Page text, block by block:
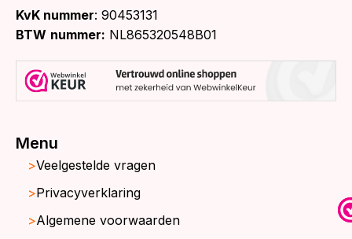
KvK nummer: 90453131
BTW nummer: NL865320548B01
Menu
Veelgestelde vragen
Privacyverklaring
Algemene voorwaarden